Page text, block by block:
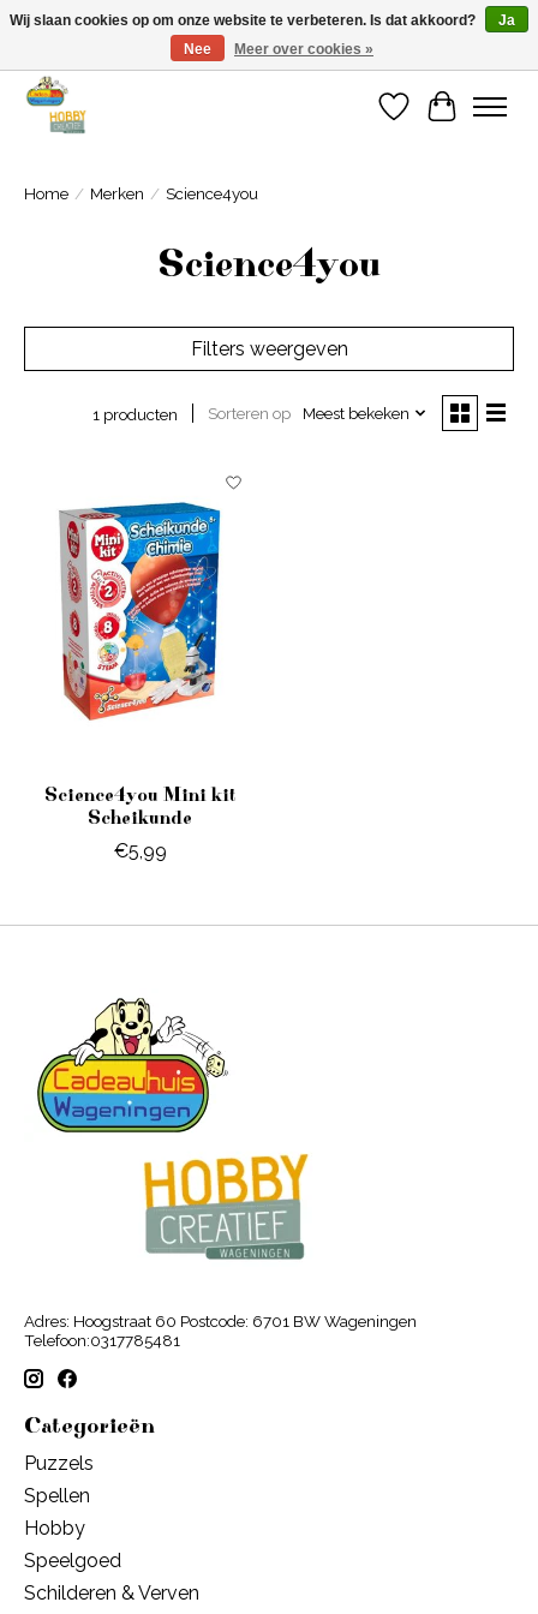
Welkom bij Cadeauhuis Wageningen
Verlanglijst
Home / Merken / Science4you
Science4you
Filters weergeven
1 producten Sorteren op Meest bekeken
Science4you Mini kit
Scheikunde
€5,99
Adres: Hoogstraat 60 Postcode: 6701 BW Wageningen
Telefoon:0317785481
Categorieën
Puzzels
Spellen
Hobby
Speelgoed
Schilderen & Verven
Wij slaan cookies op om onze website te verbeteren. Is dat akkoord?
Ja
Nee
Meer over cookies »